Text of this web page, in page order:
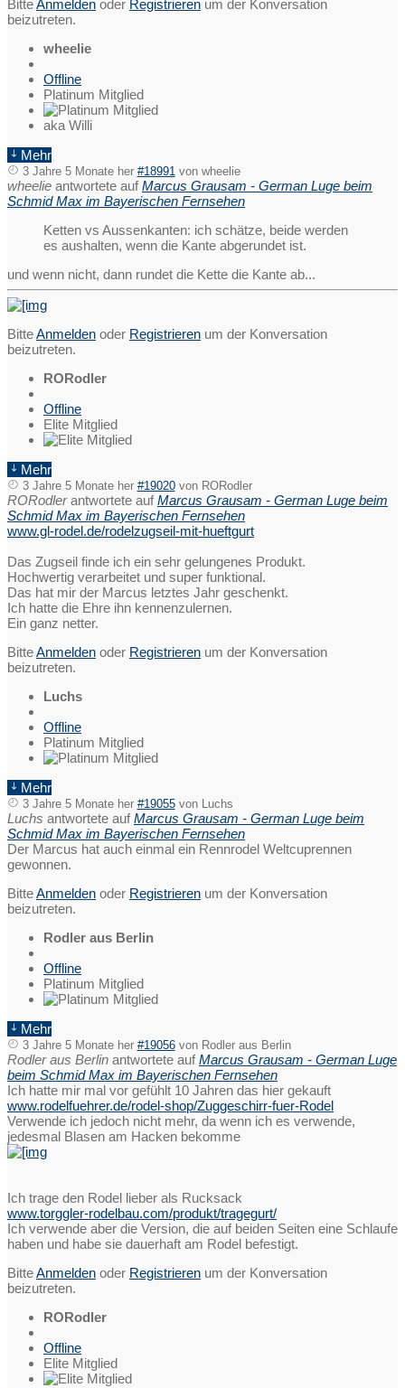
BitteAnmelden oder Registrieren um der Konversation
beizutreten.
wheelie
Offline
Platinum Mitglied
aka Willi
Mehr
3 Jahre 5 Monate her #18991 von wheelie
wheelie antwortete aufMarcus Grausam - German Luge beim
Schmid Max im Bayerischen Fernsehen
Ketten vs Aussenkanten: ich schätze, beide werden
es aushalten, wenn die Kante abgerundet ist.
und wenn nicht, dann rundet die Kette die Kante ab...
BitteAnmelden oder Registrieren um der Konversation
beizutreten.
RORodler
Offline
Elite Mitglied
Mehr
3 Jahre 5 Monate her #19020 von RORodler
RORodlerantwortete aufMarcus Grausam - German Luge beim
Schmid Max im Bayerischen Fernsehen
www.gl-rodel.de/rodelzugseil-mit-hueftgurt
Das Zugseil finde ich ein sehr gelungenes Produkt.
Hochwertig verarbeitet und super funktional.
Das hat mir der Marcus letztes Jahr geschenkt.
Ich hatte die Ehre ihn kennenzulernen.
Ein ganz netter.
BitteAnmelden oder Registrieren um der Konversation
beizutreten.
Luchs
Offline
Platinum Mitglied
Mehr
3 Jahre 5 Monate her #19055 von Luchs
Luchs antwortete aufMarcus Grausam - German Luge beim
Schmid Max im Bayerischen Fernsehen
Der Marcus hat auch einmal ein Rennrodel Weltcuprennen
gewonnen.
BitteAnmelden oder Registrieren um der Konversation
beizutreten.
Rodler aus Berlin
Offline
Platinum Mitglied
Mehr
3 Jahre 5 Monate her #19056 von Rodler aus Berlin
Rodler aus Berlin antwortete aufMarcus Grausam - German Luge
beim Schmid Max im Bayerischen Fernsehen
Ich hatte mir mal vor gefühlt 10 Jahren das hier gekauft
www.rodelfuehrer.de/rodel-shop/Zuggeschirr-fuer-Rodel
Verwende ich jedoch nicht mehr, da wenn ich es verwende,
jedesmal Blasen am Hacken bekomme
Ich trage den Rodel lieber als Rucksack
www.torggler-rodelbau.com/produkt/tragegurt/
Ich verwende aber die Version, die auf beiden Seiten eine Schlaufe
haben und habe sie dauerhaft am Rodel befestigt.
BitteAnmelden oder Registrieren um der Konversation
beizutreten.
RORodler
Offline
Elite Mitglied